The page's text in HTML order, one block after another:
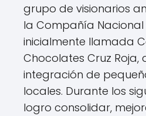
grupo de visionarios
la Compañía
inicialmente llamada
Chocolates Cruz Roja,
integración de
locales. Durante los
logro consolidar,